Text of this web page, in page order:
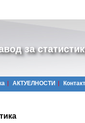
за
АКТУЕЛНОСТИ Контакт